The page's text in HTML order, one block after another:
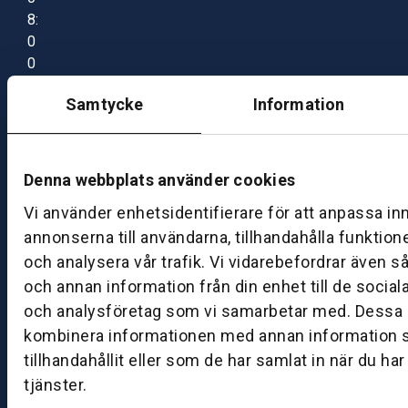
Samtycke Information
Denna webbplats använder cookies
Vi använder enhetsidentifierare för att anpassa
annonserna till användarna, tillhandahålla
och analysera vår trafik. Vi vidarebefordrar även
och annan information från din enhet till de
och analysföretag som vi samarbetar med. Dessa
kombinera informationen med annan information
tillhandahållit eller som de har samlat in när du
tjänster.
8:
0
0
7:
0
B
S
k
ö
v
d